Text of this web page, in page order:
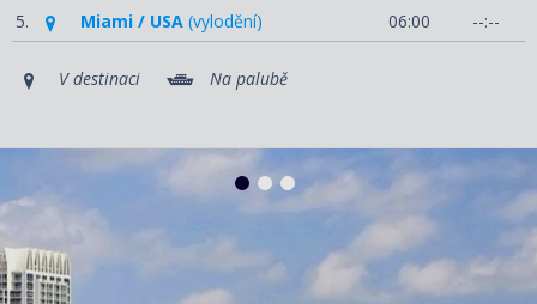
5.
Miami / USA (vylodění) 06:00 --:--
V destinaci Na palubě